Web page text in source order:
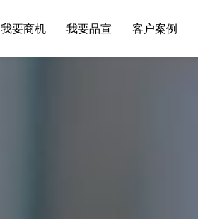
我要商机 我要品宣 客户案例